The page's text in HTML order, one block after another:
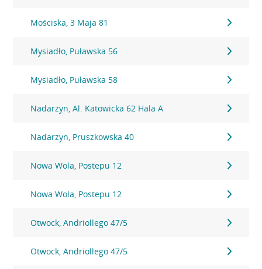
Mościska, 3 Maja 81
Mysiadło, Puławska 56
Mysiadło, Puławska 58
Nadarzyn, Al. Katowicka 62 Hala A
Nadarzyn, Pruszkowska 40
Nowa Wola, Postepu 12
Nowa Wola, Postepu 12
Otwock, Andriollego 47/5
Otwock, Andriollego 47/5